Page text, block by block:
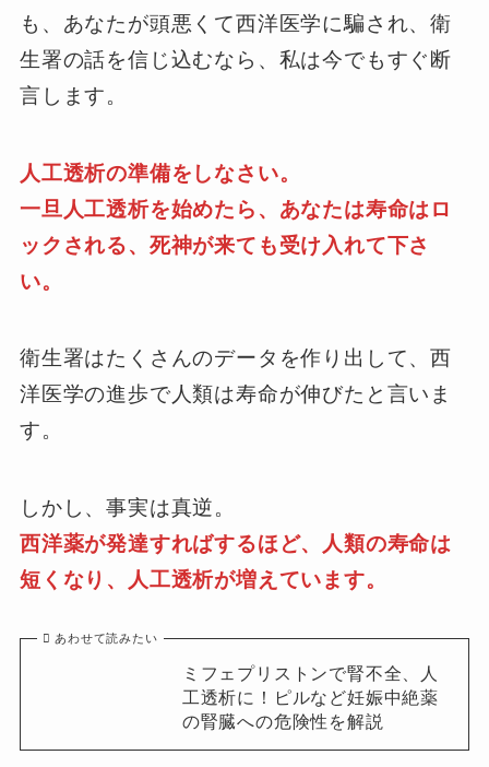
も、あなたが頭悪くて西洋医学に騙され、衛
生署の話を信じ込むなら、私は今でもすぐ断
言します。
人工透析の準備をしなさい。
一旦人工透析を始めたら、あなたは寿命はロ
ックされる、死神が来ても受け入れて下さ
い。
衛生署はたくさんのデータを作り出して、西
洋医学の進歩で人類は寿命が伸びたと言いま
す。
しかし、事実は真逆。
西洋薬が発達すればするほど、人類の寿命は
短くなり、人工透析が増えています。
あわせて読みたい
ミフェプリストンで腎不全、人
工透析に！ピルなど妊娠中絶薬
の腎臓への危険性を解説